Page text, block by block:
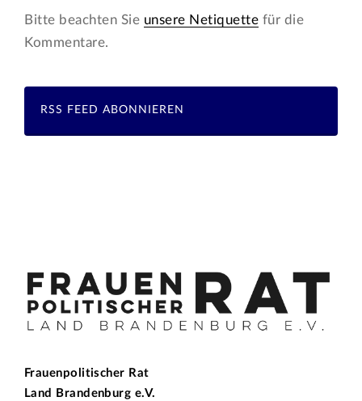
Bitte beachten Sie unsere Netiquette für die
Kommentare.
RSS FEED ABONNIEREN
Frauenpolitischer Rat
Land Brandenburg e.V.